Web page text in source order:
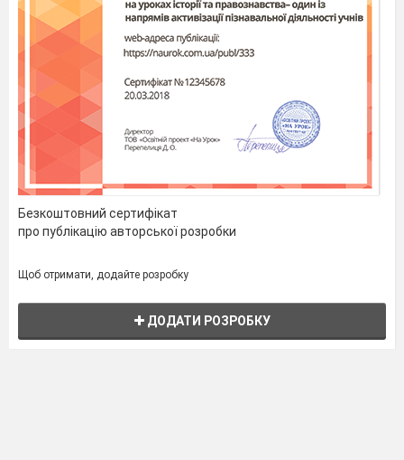
Безкоштовний сертифікат
про публікацію авторської розробки
Щоб отримати, додайте розробку
ДОДАТИ РОЗРОБКУ